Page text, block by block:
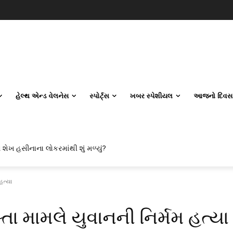
હેલ્થ એન્ડ વેલનેસ સ્પોર્ટ્સ ખબર સ્પેશીયલ આજનો દિવસ
શેખ હસીનાના લોકરમાંથી શું મળ્યું?
મામલે યુવાનની નિર્મમ હત્યા